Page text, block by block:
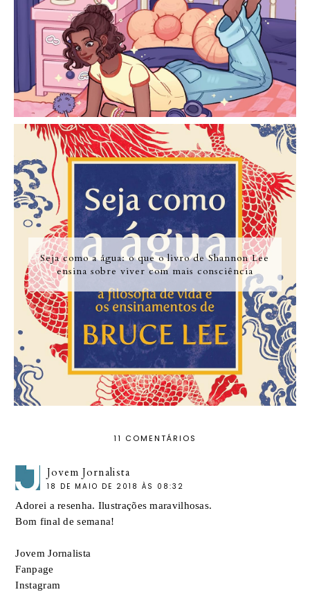
Seja como a água: o que o livro de Shannon Lee
ensina sobre viver com mais consciência
11 COMENTÁRIOS
Jovem Jornalista
18 DE MAIO DE 2018 ÀS 08:32
Adorei a resenha. Ilustrações maravilhosas.
Bom final de semana!
Jovem Jornalista
Fanpage
Instagram